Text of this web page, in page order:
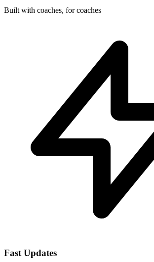
Built with coaches, for coaches
Fast Updates